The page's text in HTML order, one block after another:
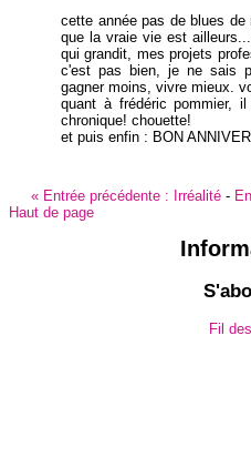
cette année pas de blues
que la vraie vie est
qui grandit, mes projets
c'est pas bien, je ne sais
gagner moins, vivre mieux.
quant à frédéric pommier,
chronique! chouette!
et puis enfin : BON
« Entrée précédente : Irréalité -
Haut de page
Fil